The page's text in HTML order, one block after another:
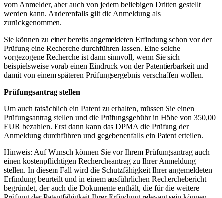
vom Anmelder, aber auch von jedem beliebigen Dritten gestellt
werden kann. Anderenfalls gilt die Anmeldung als
zurückgenommen.
Sie können zu einer bereits angemeldeten Erfindung schon vor der
Prüfung eine Recherche durchführen lassen. Eine solche
vorgezogene Recherche ist dann sinnvoll, wenn Sie sich
beispielsweise vorab einen Eindruck von der Patentierbarkeit und
damit von einem späteren Prüfungsergebnis verschaffen wollen.
Prüfungsantrag stellen
Um auch tatsächlich ein Patent zu erhalten, müssen Sie einen
Prüfungsantrag stellen und die Prüfungsgebühr in Höhe von 350,00
EUR bezahlen. Erst dann kann das DPMA die Prüfung der
Anmeldung durchführen und gegebenenfalls ein Patent erteilen.
Hinweis: Auf Wunsch können Sie vor Ihrem Prüfungsantrag auch
einen kostenpflichtigen Rechercheantrag zu Ihrer Anmeldung
stellen. In diesem Fall wird die Schutzfähigkeit Ihrer angemeldeten
Erfindung beurteilt und in einem ausführlichen Recherchebericht
begründet, der auch die Dokumente enthält, die für die weitere